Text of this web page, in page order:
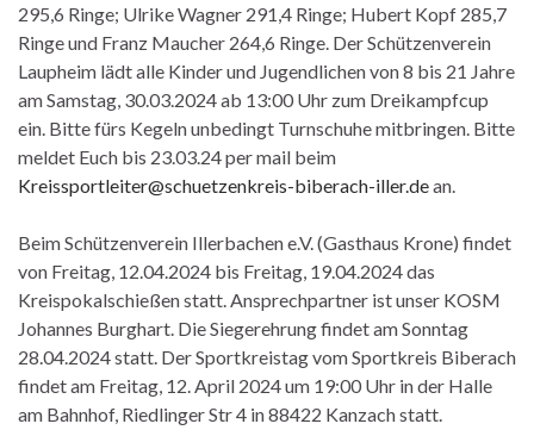
295,6 Ringe; Ulrike Wagner 291,4 Ringe; Hubert Kopf 285,7
Ringe und Franz Maucher 264,6 Ringe. Der Schützenverein
Laupheim lädt alle Kinder und Jugendlichen von 8 bis 21 Jahre
am Samstag, 30.03.2024 ab 13:00 Uhr zum Dreikampfcup
ein. Bitte fürs Kegeln unbedingt Turnschuhe mitbringen. Bitte
meldet Euch bis 23.03.24 per mail beim
Kreissportleiter@schuetzenkreis-biberach-iller.dean.
Beim Schützenverein Illerbachen e.V. (Gasthaus Krone) findet
von Freitag, 12.04.2024 bis Freitag, 19.04.2024 das
Kreispokalschießen statt. Ansprechpartner ist unser KOSM
Johannes Burghart. Die Siegerehrung findet am Sonntag
28.04.2024 statt. Der Sportkreistag vom Sportkreis Biberach
findet am Freitag, 12. April 2024 um 19:00 Uhr in der Halle
am Bahnhof, Riedlinger Str 4 in 88422 Kanzach statt.